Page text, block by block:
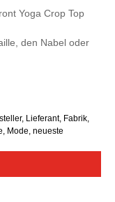
Yoga Crop Top
den Nabel oder
Lieferant, Fabrik,
Mode, neueste